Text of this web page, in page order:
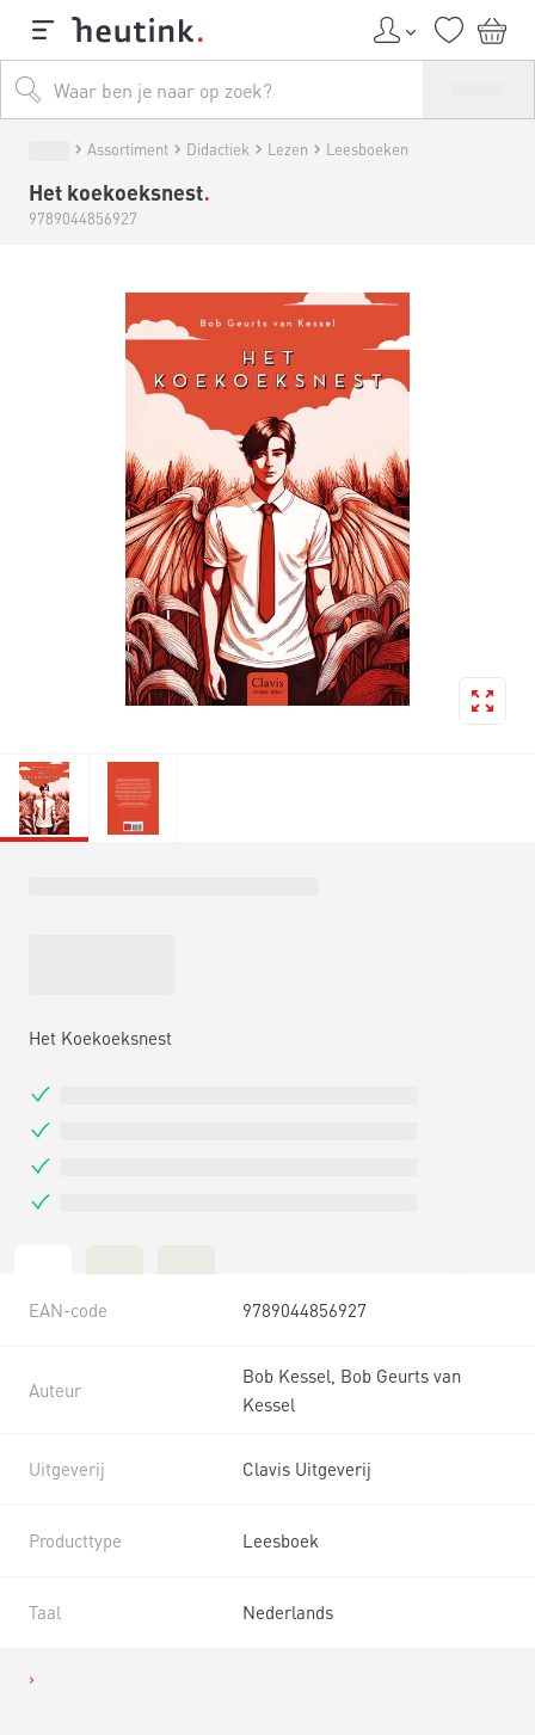
Assortiment Didactiek Lezen Leesboeken
Het koekoeksnest
9789044856927
Het Koekoeksnest
EAN-code 9789044856927
Auteur
Bob Kessel, Bob Geurts van
Kessel
Uitgeverij Clavis Uitgeverij
Producttype Leesboek
Taal Nederlands